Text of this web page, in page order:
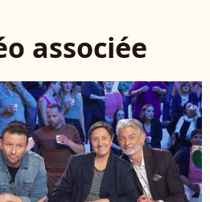
associée